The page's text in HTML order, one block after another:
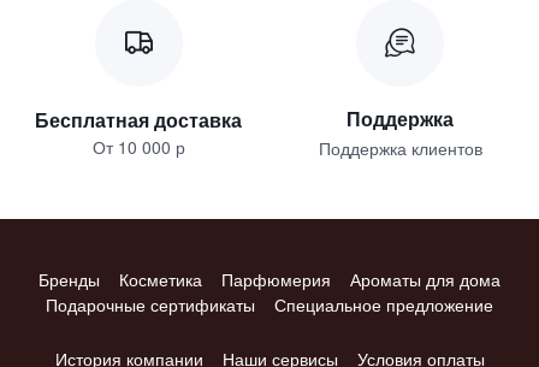
Бесплатная доставка
От 10 000 р
Поддержка
Поддержка клиентов
Бренды Косметика Парфюмерия
Ароматы для дома
Подарочные сертификаты
Специальное предложение
История компании Наши сервисы Условия оплаты